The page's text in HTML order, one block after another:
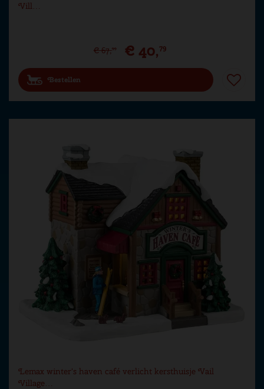
Vill…
€ 67,99 € 40,79
Bestellen
Lemax winter's haven café verlicht kersthuisje Vail
Village…